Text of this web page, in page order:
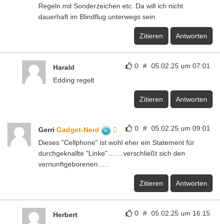
Regeln mit Sonderzeichen etc. Da will ich nicht
dauerhaft im Blindflug unterwegs sein.
Zitieren Antworten
0 # 05.02.25 um 07:01
Harald
Edding regelt
Zitieren Antworten
0 # 05.02.25 um 09:01
Gerri Gadget-Nerd
Dieses "Cellphone" ist wohl eher ein Statement für
durchgeknallte "Linke"…….verschließt sich den
vernunftgeborenen…..
Zitieren Antworten
0 # 05.02.25 um 16:15
Herbert